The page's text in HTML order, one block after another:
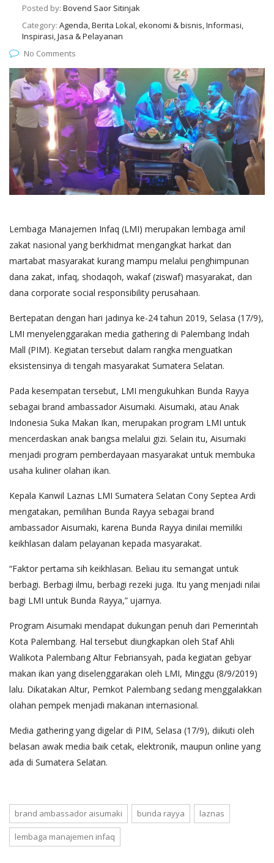
Posted by: Bovend Saor Sitinjak
Category: Agenda, Berita Lokal, ekonomi & bisnis, Informasi,
Inspirasi, Jasa & Pelayanan
No Comments
Lembaga Manajemen Infaq (LMI) merupakan lembaga amil
zakat nasional yang berkhidmat mengangkat harkat dan
martabat masyarakat kurang mampu melalui penghimpunan
dana zakat, infaq, shodaqoh, wakaf (ziswaf) masyarakat, dan
dana corporate social responsibility perusahaan.
Bertepatan dengan hari jadinya ke-24 tahun 2019, Selasa (17/9),
LMI menyelenggarakan media gathering di Palembang Indah
Mall (PIM). Kegiatan tersebut dalam rangka menguatkan
eksistensinya di tengah masyarakat Sumatera Selatan.
Pada kesempatan tersebut, LMI mengukuhkan Bunda Rayya
sebagai brand ambassador Aisumaki. Aisumaki, atau Anak
Indonesia Suka Makan Ikan, merupakan program LMI untuk
mencerdaskan anak bangsa melalui gizi. Selain itu, Aisumaki
menjadi program pemberdayaan masyarakat untuk membuka
usaha kuliner olahan ikan.
Kepala Kanwil Laznas LMI Sumatera Selatan Cony Septea Ardi
mengatakan, pemilihan Bunda Rayya sebagai brand
ambassador Aisumaki, karena Bunda Rayya dinilai memiliki
keikhlasan dalam pelayanan kepada masyarakat.
“Faktor pertama sih keikhlasan. Beliau itu semangat untuk
berbagi. Berbagi ilmu, berbagi rezeki juga. Itu yang menjadi nilai
bagi LMI untuk Bunda Rayya,” ujarnya.
Program Aisumaki mendapat dukungan penuh dari Pemerintah
Kota Palembang. Hal tersebut diungkapkan oleh Staf Ahli
Walikota Palembang Altur Febriansyah, pada kegiatan gebyar
makan ikan yang diselenggarakan oleh LMI, Minggu (8/9/2019)
lalu. Dikatakan Altur, Pemkot Palembang sedang menggalakkan
olahan pempek menjadi makanan internasional.
Media gathering yang digelar di PIM, Selasa (17/9), diikuti oleh
belasan awak media baik cetak, elektronik, maupun online yang
ada di Sumatera Selatan.
brand ambassador aisumaki bunda rayya laznas
lembaga manajemen infaq